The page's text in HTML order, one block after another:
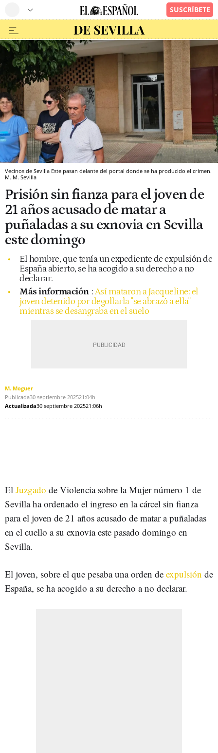
Vecinos de Sevilla Este pasan delante del portal donde se ha producido el crimen.
M. M. Sevilla
Prisión sin fianza para el joven de
21 años acusado de matar a
puñaladas a su exnovia en Sevilla
este domingo
El hombre, que tenía un expediente de expulsión de
España abierto, se ha acogido a su derecho a no
declarar.
Más información :Así mataron a Jacqueline: el
joven detenido por degollarla "se abrazó a ella"
mientras se desangraba en el suelo
M. Moguer
Publicada30 septiembre 202521:04h
Actualizada30 septiembre 202521:06h
El Juzgado de Violencia sobre la Mujer número 1 de
Sevilla ha ordenado el ingreso en la cárcel sin fianza
para el joven de 21 años acusado de matar a puñaladas
en el cuello a su exnovia este pasado domingo en
Sevilla.
El joven, sobre el que pesaba una orden de expulsión de
España, se ha acogido a su derecho a no declarar.